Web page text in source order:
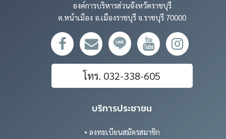
องค์การบริหารส่วนจังหวัดราชบุรี
ต.หน้าเมือง อ.เมืองราชบุรี จ.ราชบุรี 70000
โทร. 032-338-605
บริการประชาชน
• ลงทะเบียนสมัครสมาชิก